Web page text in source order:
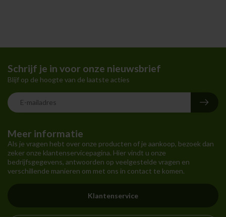
Meer informatie
Als je vragen hebt over onze producten of je aankoop, bezoek dan
zeker onze klantenservicepagina. Hier vindt u onze
bedrijfsgegevens, antwoorden op veelgestelde vragen en
verschillende manieren om met ons in contact te komen.
Klantenservice
Schrijf je in voor onze nieuwsbrief
Blijf op de hoogte van de laatste acties